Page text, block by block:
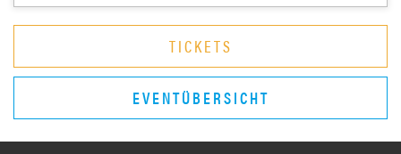
TICKETS
EVENTÜBERSICHT